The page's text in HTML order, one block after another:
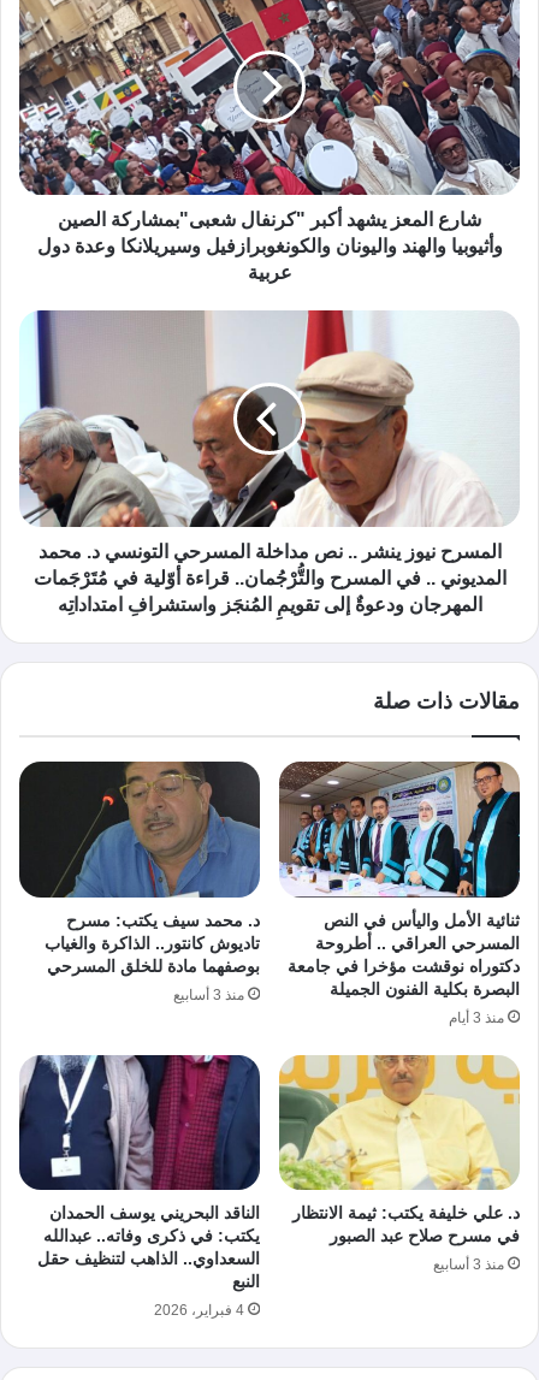
شارع المعز يشهد أكبر "كرنفال شعبى"بمشاركة الصين
وأثيوبيا والهند واليونان والكونغوبرازفيل وسيريلانكا وعدة دول
عربية
المسرح نيوز ينشر .. نص مداخلة المسرحي التونسي د. محمد
المديوني .. في المسرح والتُّرْجُمان.. قراءة أوّلية في مُتَرْجَمات
المهرجان ودعوةٌ إلى تقويمِ المُنجَز واستشرافِ امتداداتِه
مقالات ذات صلة
ثنائية الأمل واليأس في النص
المسرحي العراقي .. أطروحة
دكتوراه نوقشت مؤخرا في جامعة
البصرة بكلية الفنون الجميلة
منذ 3 أيام
د. محمد سيف يكتب: مسرح
تاديوش كانتور.. الذاكرة والغياب
بوصفهما مادة للخلق المسرحي
منذ 3 أسابيع
د. علي خليفة يكتب: ثيمة الانتظار
في مسرح صلاح عبد الصبور
منذ 3 أسابيع
الناقد البحريني يوسف الحمدان
يكتب: في ذكرى وفاته.. عبدالله
السعداوي.. الذاهب لتنظيف حقل
النبع
4 فبراير، 2026